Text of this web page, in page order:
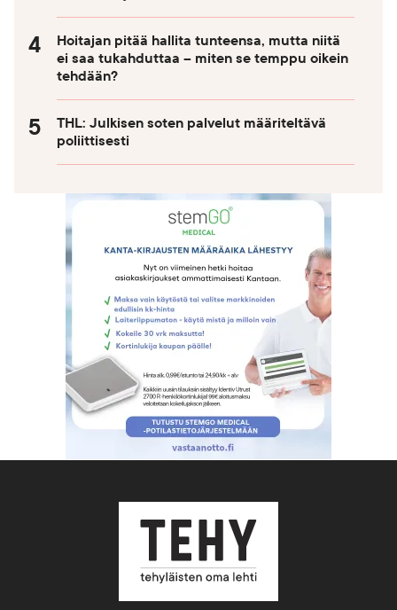
Hoitajan pitää hallita tunteensa, mutta niitä
ei saa tukahduttaa – miten se temppu oikein
tehdään?
THL: Julkisen soten palvelut määriteltävä
poliittisesti